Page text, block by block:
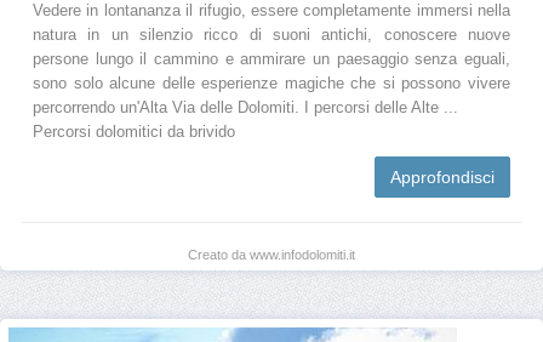
Vedere in lontananza il rifugio, essere completamente immersi nella
natura in un silenzio ricco di suoni antichi, conoscere nuove
persone lungo il cammino e ammirare un paesaggio senza eguali,
sono solo alcune delle esperienze magiche che si possono vivere
percorrendo un'Alta Via delle Dolomiti. I percorsi delle Alte ...
Percorsi dolomitici da brivido
Approfondisci
Creato da www.infodolomiti.it